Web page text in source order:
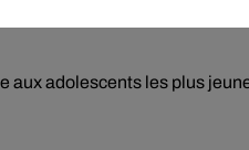
aux adolescents les plus